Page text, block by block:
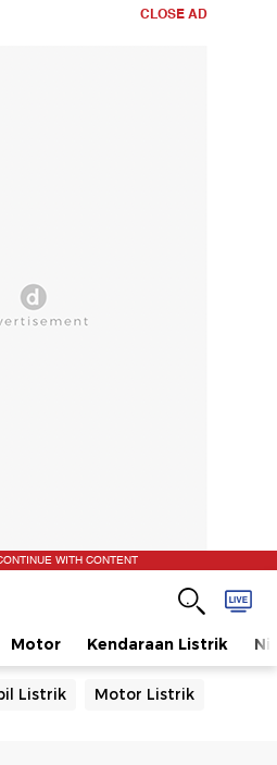
CLOSE AD
WITH CONTENT
Motor Kendaraan Listrik
Listrik Motor Listrik